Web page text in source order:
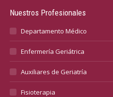
Nuestros Profesionales
Departamento Médico
Enfermería Geriátrica
Auxiliares de Geriatría
Fisioterapia